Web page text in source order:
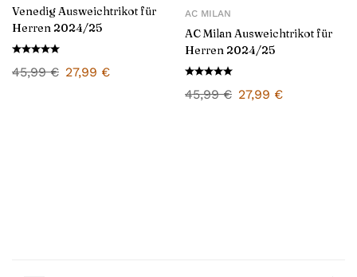
Venedig Ausweichtrikot für
Herren 2024/25
45,99€ 27,99 €
AC MILAN
AC Milan Ausweichtrikot für
Herren 2024/25
45,99€ 27,99 €